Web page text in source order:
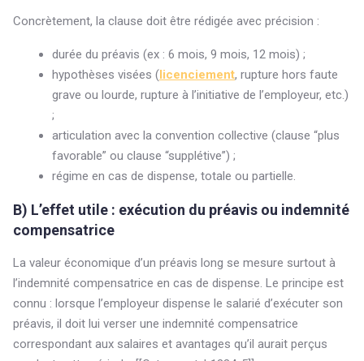
Concrètement, la clause doit être rédigée avec précision :
durée du préavis (ex : 6 mois, 9 mois, 12 mois) ;
hypothèses visées (licenciement, rupture hors faute
grave ou lourde, rupture à l’initiative de l’employeur, etc.)
;
articulation avec la convention collective (clause “plus
favorable” ou clause “supplétive”) ;
régime en cas de dispense, totale ou partielle.
B) L’effet utile : exécution du préavis ou indemnité
compensatrice
La valeur économique d’un préavis long se mesure surtout à
l’indemnité compensatrice en cas de dispense. Le principe est
connu : lorsque l’employeur dispense le salarié d’exécuter son
préavis, il doit lui verser une indemnité compensatrice
correspondant aux salaires et avantages qu’il aurait perçus